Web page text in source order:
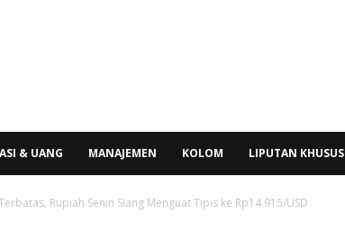
& UANG MANAJEMEN KOLOM LIPUTAN KHUSUS
Rupiah Senin Siang Menguat Tipis ke Rp14.915/USD